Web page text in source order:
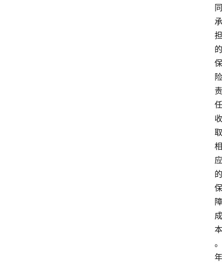
同
承
担
的
保
险
责
任
收
取
相
应
的
保
障
成
本
。
年